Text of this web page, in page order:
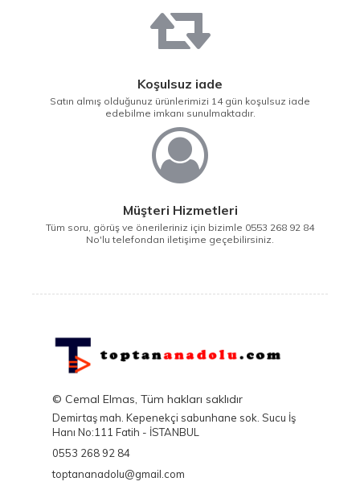
Koşulsuz iade
Satın almış olduğunuz ürünlerimizi 14 gün koşulsuz iade
edebilme imkanı sunulmaktadır.
Müşteri Hizmetleri
Tüm soru, görüş ve önerileriniz için bizimle 0553 268 92 84
No'lu telefondan iletişime geçebilirsiniz.
© Cemal Elmas, Tüm hakları saklıdır
Demirtaş mah. Kepenekçi sabunhane sok. Sucu İş
Hanı No:111 Fatih - İSTANBUL
0553 268 92 84
toptananadolu@gmail.com